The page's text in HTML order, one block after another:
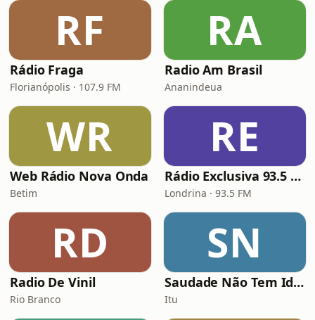
RF
Rádio Fraga
Florianópolis · 107.9 FM
RA
Radio Am Brasil
Ananindeua
WR
Web Rádio Nova Onda
Betim
RE
Rádio Exclusiva 93.5 FM
Londrina · 93.5 FM
RD
Radio De Vinil
Rio Branco
SN
Saudade Não Tem Idade
Itu